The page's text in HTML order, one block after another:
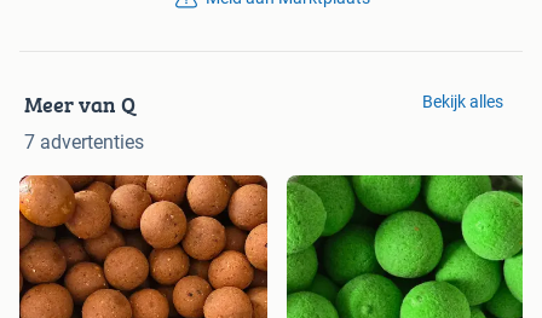
Meer van Q
7 advertenties
Bekijk alles